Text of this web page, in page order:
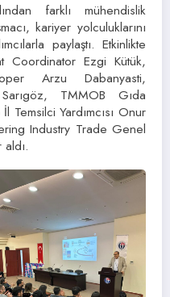
farklı mühendislik
kariyer yolculuklarını
paylaştı. Etkinlikte
Coordinator Ezgi Kütük,
Arzu Dabanyasti,
TMMOB Gıda
Yardımcısı Onur
Industry Trade Genel